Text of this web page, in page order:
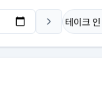
테이크 인